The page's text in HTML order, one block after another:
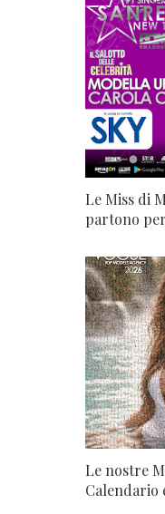
Le Miss di
partono
Le nostre
Calendario